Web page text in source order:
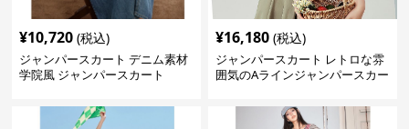
¥10,720 (税込)
ジャンパースカート デニム素材
学院風 ジャンパースカート
¥16,180 (税込)
ジャンパースカート レトロな雰
囲気のAラインジャンパースカー